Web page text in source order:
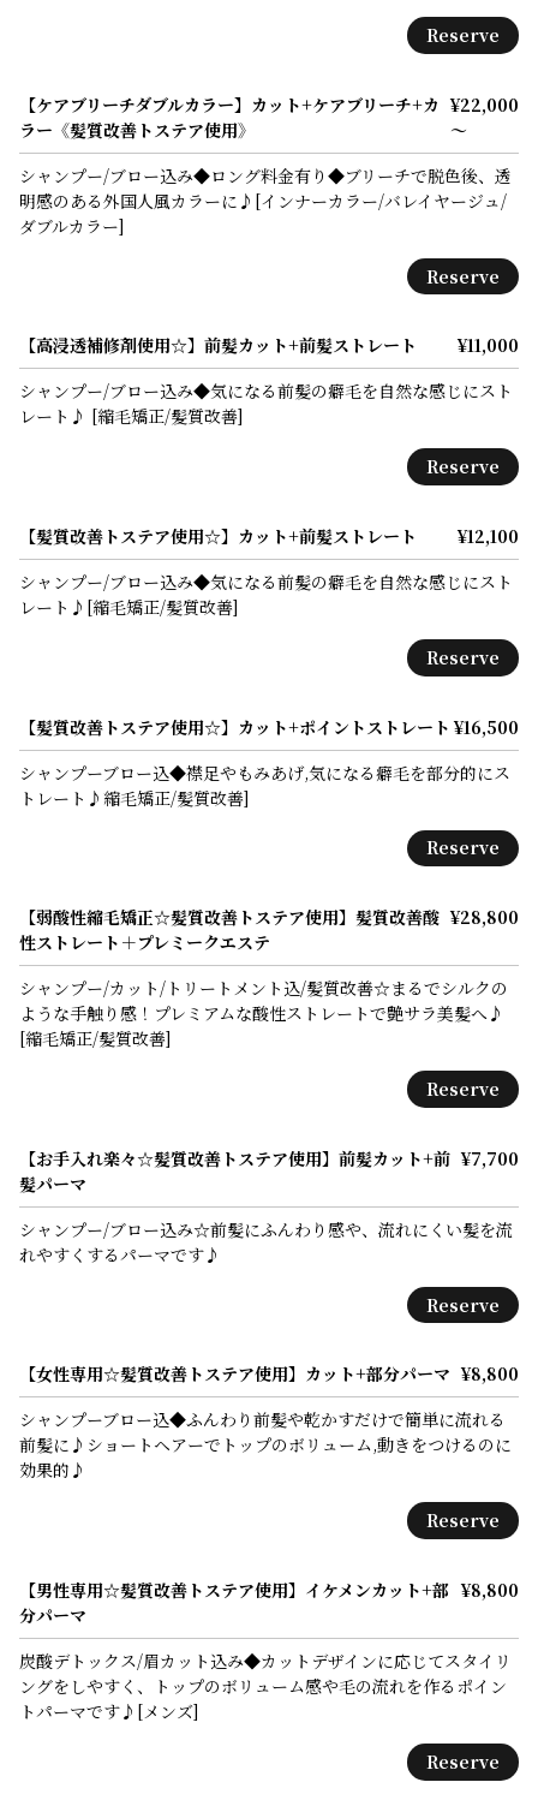
Reserve
【ケアブリーチダブルカラー】カット+ケアブリーチ+カ
ラー《髪質改善トステア使用》
¥22,000
～
シャンプー/ブロー込み◆ロング料金有り◆ブリーチで脱色後、透
明感のある外国人風カラーに♪[インナーカラー/バレイヤージュ/
ダブルカラー]
Reserve
【高浸透補修剤使用☆】前髪カット+前髪ストレート
¥11,000
シャンプー/ブロー込み◆気になる前髪の癖毛を自然な感じにスト
レート♪ [縮毛矯正/髪質改善]
Reserve
【髪質改善トステア使用☆】カット+前髪ストレート
¥12,100
シャンプー/ブロー込み◆気になる前髪の癖毛を自然な感じにスト
レート♪[縮毛矯正/髪質改善]
Reserve
【髪質改善トステア使用☆】カット+ポイントストレート ¥16,500
シャンプーブロー込◆襟足やもみあげ,気になる癖毛を部分的にス
トレート♪縮毛矯正/髪質改善]
Reserve
【弱酸性縮毛矯正☆髪質改善トステア使用】髪質改善酸
性ストレート＋プレミークエステ
¥28,800
シャンプー/カット/トリートメント込/髪質改善☆まるでシルクの
ような手触り感！プレミアムな酸性ストレートで艶サラ美髪へ♪
[縮毛矯正/髪質改善]
Reserve
【お手入れ楽々☆髪質改善トステア使用】前髪カット+前
髪パーマ
¥7,700
シャンプー/ブロー込み☆前髪にふんわり感や、流れにくい髪を流
れやすくするパーマです♪
Reserve
【女性専用☆髪質改善トステア使用】カット+部分パーマ ¥8,800
シャンプーブロー込◆ふんわり前髪や乾かすだけで簡単に流れる
前髪に♪ショートヘアーでトップのボリューム,動きをつけるのに
効果的♪
Reserve
【男性専用☆髪質改善トステア使用】イケメンカット+部
分パーマ
¥8,800
炭酸デトックス/眉カット込み◆カットデザインに応じてスタイリ
ングをしやすく、トップのボリューム感や毛の流れを作るポイン
トパーマです♪[メンズ]
Reserve